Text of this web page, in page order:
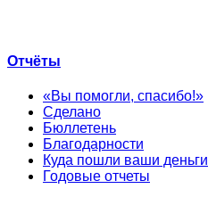
Отчёты
«Вы помогли, спасибо!»
Сделано
Бюллетень
Благодарности
Куда пошли ваши деньги
Годовые отчеты